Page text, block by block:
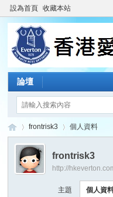
設為首頁 收藏本站
論壇
›
frontrisk3 個人資料
frontrisk3
http://
主題 個人資